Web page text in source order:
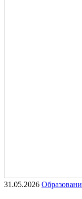
31.05.2026